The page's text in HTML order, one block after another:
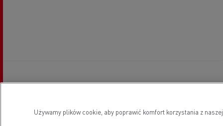
Używamy plików cookie, aby poprawić komfort korzystania z